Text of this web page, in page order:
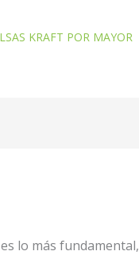
KRAFT POR MAYOR
lo más fundamental,